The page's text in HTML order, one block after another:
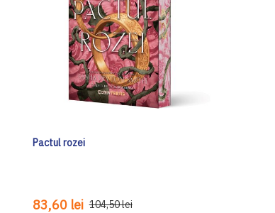
Pactul rozei
83,60 lei 104,50 lei